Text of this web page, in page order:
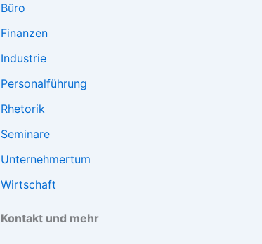
Büro
Finanzen
Industrie
Personalführung
Rhetorik
Seminare
Unternehmertum
Wirtschaft
Kontakt und mehr